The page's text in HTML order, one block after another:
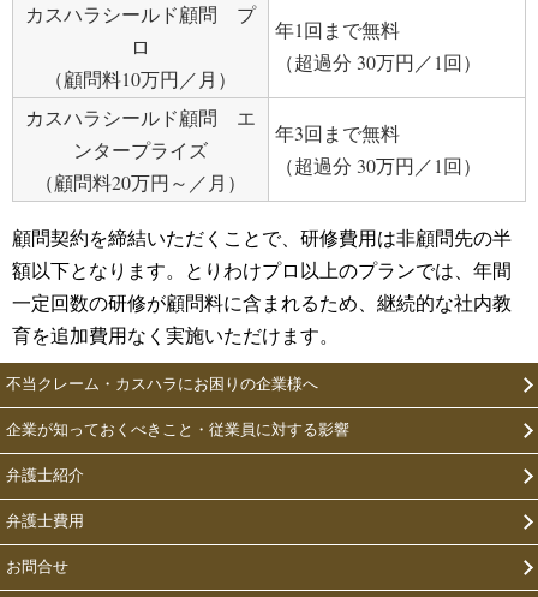
カスハラシールド顧問 プ
ロ
（顧問料10万円／月）
年1回まで無料
（超過分 30万円／1回）
カスハラシールド顧問 エ
ンタープライズ
（顧問料20万円～／月）
年3回まで無料
（超過分 30万円／1回）
顧問契約を締結いただくことで、研修費用は非顧問先の半
額以下となります。とりわけプロ以上のプランでは、年間
一定回数の研修が顧問料に含まれるため、継続的な社内教
育を追加費用なく実施いただけます。
不当クレーム・カスハラにお困りの企業様へ
企業が知っておくべきこと・従業員に対する影響
弁護士紹介
弁護士費用
お問合せ